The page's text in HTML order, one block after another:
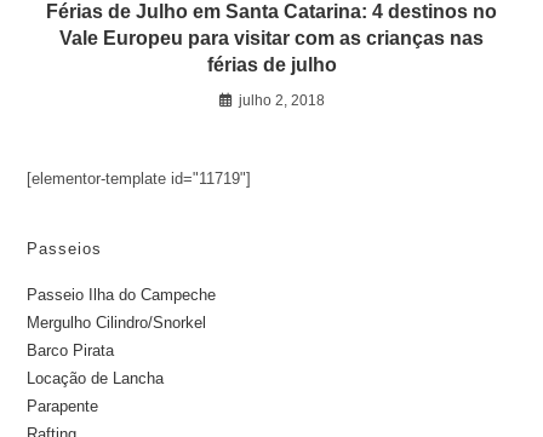
Férias de Julho em Santa Catarina: 4 destinos no
Vale Europeu para visitar com as crianças nas
férias de julho
julho 2, 2018
[elementor-template id="11719"]
Passeios
Passeio Ilha do Campeche
Mergulho Cilindro/Snorkel
Barco Pirata
Locação de Lancha
Parapente